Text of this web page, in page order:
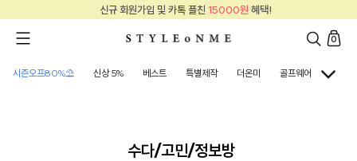
신규 회원가입 및 카톡 플친15000원혜택!
0
시즌오프80%⛱ 신상 5% 베스트 특별제작 더온미 골프웨어 아우터
수다/고민/정보방